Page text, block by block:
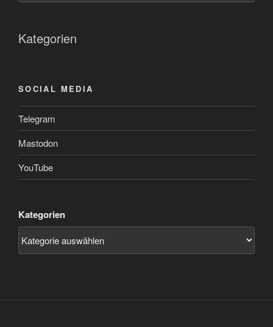
Kategorien
SOCIAL MEDIA
Telegram
Mastodon
YouTube
Kategorien